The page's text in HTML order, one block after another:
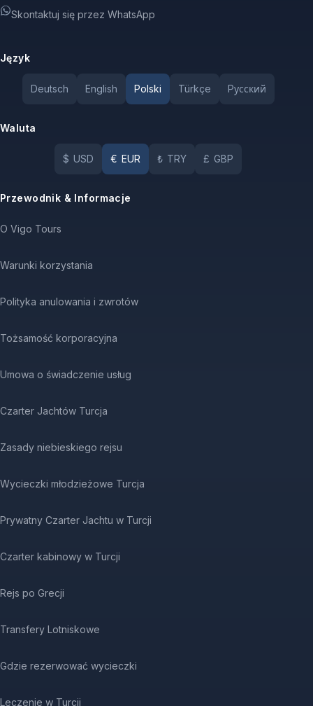
Skontaktuj się przez WhatsApp
Język
Deutsch English Polski Türkçe Pусский
Waluta
$ USD € EUR ₺ TRY £ GBP
Przewodnik & Informacje
O Vigo Tours
Warunki korzystania
Polityka anulowania i zwrotów
Tożsamość korporacyjna
Umowa o świadczenie usług
Czarter Jachtów Turcja
Zasady niebieskiego rejsu
Wycieczki młodzieżowe Turcja
Prywatny Czarter Jachtu w Turcji
Czarter kabinowy w Turcji
Rejs po Grecji
Transfery Lotniskowe
Gdzie rezerwować wycieczki
Leczenie w Turcji